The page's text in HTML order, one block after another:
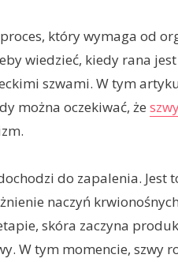
który wymaga od
wiedzieć, kiedy rana
szwami. W tym
można oczekiwać, że
do zapalenia. Jest
naczyń
skóra zaczyna
W tym momencie, szwy